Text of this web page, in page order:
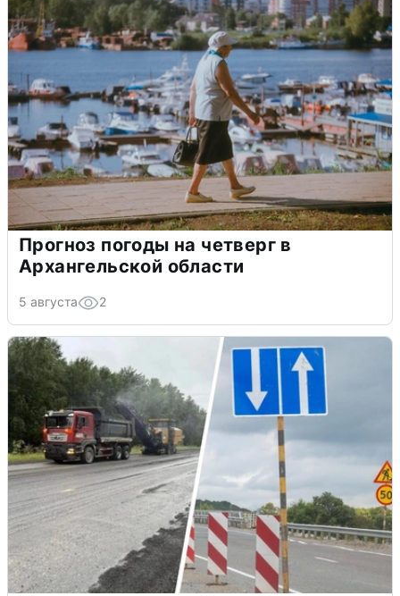
Прогноз погоды на четверг в
Архангельской области
5 августа 2